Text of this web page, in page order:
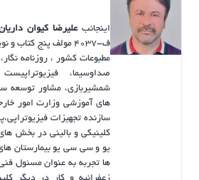
اینجانبعلیرضا کیوان
ف-4037 مولف پنج کتاب
مطبوعات کشور ، روزنامه
صداوسیما،
شمشیربازی، مشاور توسعه
های آموزشی وزارت امور
کلینیکی و بالینی در بخش
یو و سی سی یو بیمارستان
ها تجربه به عنوان مسئول فنی